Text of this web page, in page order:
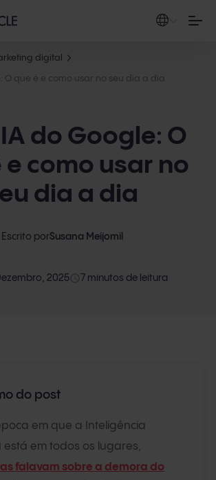
digital
O que é e como usar no seu dia a dia
do Google: O
e como usar no
dia a dia
Escrito porSusana Meijomil
access_time 7 minutos de leitura
2025
do post
em que a Inteligência
está em todos os lugares,
falavam sobre a demora do